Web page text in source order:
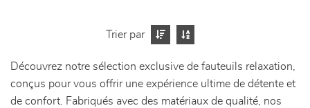
décoration
Trier par
Découvrez notre sélection exclusive de fauteuils relaxation,
conçus pour vous offrir une expérience ultime de détente et
de confort. Fabriqués avec des matériaux de qualité, nos